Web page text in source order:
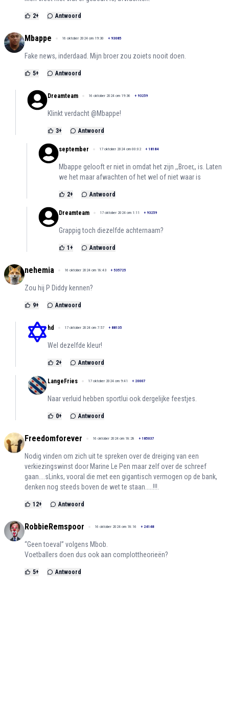
2+ Antwoord
Mbappe 16 oktober 2024 om 19:30 + 93085
Fake news, inderdaad. Mijn broer zou zoiets nooit doen.
5+ Antwoord
Dreamteam 16 oktober 2024 om 19:36 + 93259
Klinkt verdacht @Mbappe!
3+ Antwoord
september 17 oktober 2024 om 00:02 + 18184
Mbappe gelooft er niet in omdat het zijn ,,Broer,, is. Laten
we het maar afwachten of het wel of niet waar is
2+ Antwoord
Dreamteam 17 oktober 2024 om 1:11 + 93259
Grappig toch diezelfde achternaam?
1 + Antwoord
nehemia 16 oktober 2024 om 18:43 + 535725
Zou hij P Diddy kennen?
9+ Antwoord
hd 17 oktober 2024 om 7:57 + 88135
Wel dezelfde kleur!
2+ Antwoord
LangeFries 17 oktober 2024 om 9:41 + 20007
Naar verluid hebben sportlui ook dergelijke feestjes.
0+ Antwoord
Freedomforever 16 oktober 2024 om 18:28 + 185037
Nodig vinden om zich uit te spreken over de dreiging van een
verkiezingswinst door Marine Le Pen maar zelf over de schreef
gaan....sLinks, vooral die met een gigantisch vermogen op de bank,
denken nog steeds boven de wet te staan.....!!!.
12+ Antwoord
RobbieRemspoor 16 oktober 2024 om 18:16 + 24148
“Geen toeval” volgens Mbob.
Voetballers doen dus ook aan complottheorieën?
5+ Antwoord